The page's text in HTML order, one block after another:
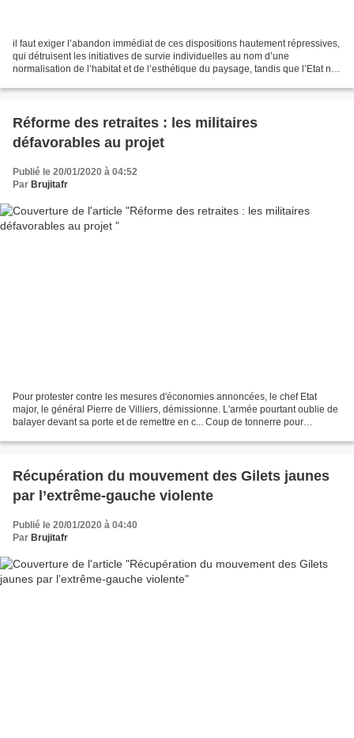
il faut exiger l’abandon immédiat de ces dispositions hautement répressives,
qui détruisent les initiatives de survie individuelles au nom d’une
normalisation de l’habitat et de l’esthétique du paysage, tandis que l’Etat n’a
Réforme des retraites : les militaires
défavorables au projet
Publié le 20/01/2020 à 04:52
Par Brujitafr
Pour protester contre les mesures d'économies annoncées, le chef Etat
major, le général Pierre de Villiers, démissionne. L'armée pourtant oublie de
balayer devant sa porte et de remettre en c... Coup de tonnerre pour
Récupération du mouvement des Gilets jaunes
par l’extrême-gauche violente
Publié le 20/01/2020 à 04:40
Par Brujitafr